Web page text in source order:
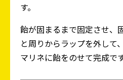
す。
飴が固まるまで固定させ、
と周りからラップを外して
マリネに飴をのせて完成です